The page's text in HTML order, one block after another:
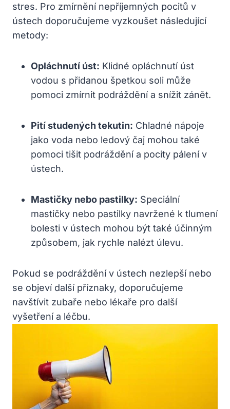
stres. Pro zmírnění nepříjemných pocitů v
ústech doporučujeme vyzkoušet následující
metody:
Opláchnutí úst: Klidné opláchnutí úst
vodou s přidanou špetkou soli může
pomoci zmírnit podráždění a snížit zánět.
Pití studených tekutin: Chladné nápoje
jako voda nebo ledový čaj mohou také
pomoci tišit podráždění a pocity pálení v
ústech.
Mastičky nebo pastilky: Speciální
mastičky nebo pastilky navržené k tlumení
bolesti v ústech mohou být také účinným
způsobem, jak rychle nalézt úlevu.
Pokud se podráždění v ústech nezlepší nebo
se objeví další příznaky, doporučujeme
navštívit zubaře nebo lékaře pro další
vyšetření a léčbu.